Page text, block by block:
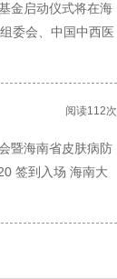
金启动仪式将在海
委会、中国中西医
阅读112次
暨海南省皮肤病防
签到入场 海南大